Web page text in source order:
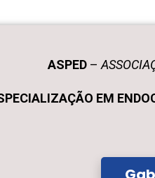
ASPED –
EM